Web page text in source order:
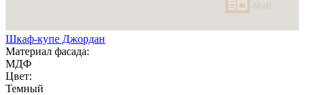
Шкаф-купе Джордан
Материал фасада:
МДФ
Цвет:
Темный